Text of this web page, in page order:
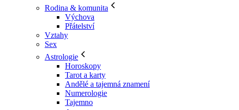
Rodina & komunita
Výchova
Přátelství
Vztahy
Sex
Astrologie
Horoskopy
Tarot a karty
Andělé a tajemná znamení
Numerologie
Tajemno